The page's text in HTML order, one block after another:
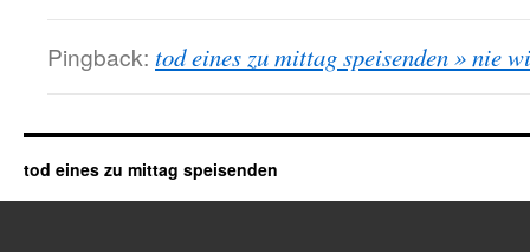
Pingback: tod eines zu mittag speisenden » nie
tod eines zu mittag speisenden